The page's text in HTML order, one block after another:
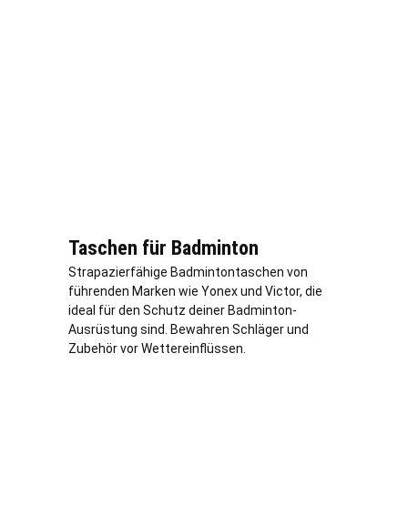
Taschen für Badminton
Strapazierfähige Badmintontaschen von
führenden Marken wie Yonex und Victor, die
ideal für den Schutz deiner Badminton-
Ausrüstung sind. Bewahren Schläger und
Zubehör vor Wettereinflüssen.